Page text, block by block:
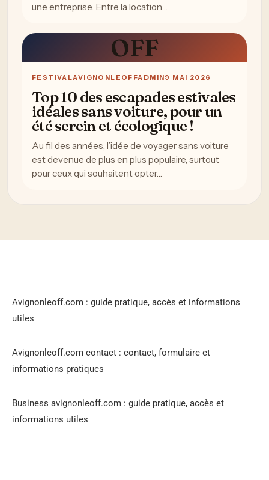
une entreprise. Entre la location…
OFF
FESTIVALAVIGNONLEOFFADMIN9 MAI 2026
Top 10 des escapades estivales
idéales sans voiture, pour un
été serein et écologique !
Au fil des années, l’idée de voyager sans voiture
est devenue de plus en plus populaire, surtout
pour ceux qui souhaitent opter…
Avignonleoff.com : guide pratique, accès et informations
utiles
Avignonleoff.com contact : contact, formulaire et
informations pratiques
Business avignonleoff.com : guide pratique, accès et
informations utiles